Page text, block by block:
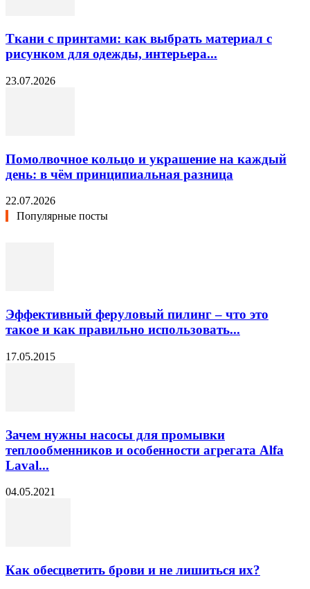
Ткани с принтами: как выбрать материал с
рисунком для одежды, интерьера...
23.07.2026
Помолвочное кольцо и украшение на каждый
день: в чём принципиальная разница
22.07.2026
Популярные посты
Эффективный феруловый пилинг – что это
такое и как правильно использовать...
17.05.2015
Зачем нужны насосы для промывки
теплообменников и особенности агрегата Alfa
Laval...
04.05.2021
Как обесцветить брови и не лишиться их?